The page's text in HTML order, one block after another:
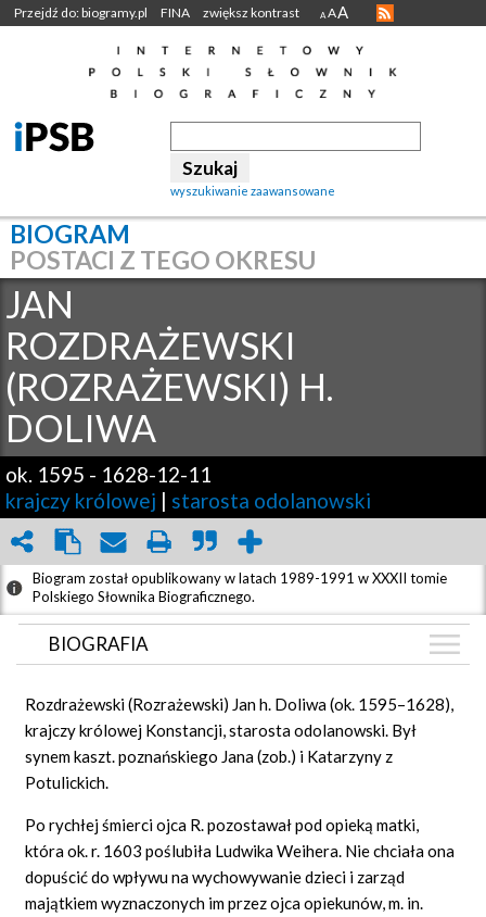
Przejdź do: biogramy.pl FINA zwiększ kontrast A AA
wyszukiwanie zaawansowane
BIOGRAM
POSTACI Z TEGO OKRESU
JAN
ROZDRAŻEWSKI
(ROZRAŻEWSKI) H.
DOLIWA
ok. 1595 - 1628-12-11
krajczy królowej | starosta odolanowski
Biogram został opublikowany w latach 1989-1991 w XXXII tomie
Polskiego Słownika Biograficznego.
BIOGRAFIA
GRAF POWIĄZAŃ
DYSKUSJA
Rozdrażewski(Rozrażewski) Jan h. Doliwa (ok. 1595–1628),
krajczy królowej Konstancji, starosta odolanowski. Był
synem kaszt. poznańskiego Jana (zob.) i Katarzyny z
Potulickich.
Po rychłej śmierci ojca R. pozostawał pod opieką matki,
która ok. r. 1603 poślubiła Ludwika Weihera. Nie chciała ona
dopuścić do wpływu na wychowywanie dzieci i zarząd
majątkiem wyznaczonych im przez ojca opiekunów, m. in.